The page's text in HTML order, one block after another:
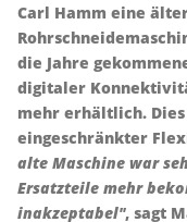
Carl Hamm eine
die Jahre
digitaler
mehr erhältlich.
eingeschränkter
alte Maschine war
Ersatzteile mehr
inakzeptabel", sagt